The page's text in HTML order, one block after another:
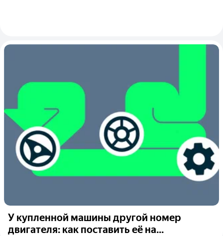
У купленной машины другой номер
двигателя: как поставить её на...